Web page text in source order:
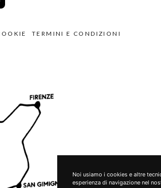
Noi usiamo i cookies e altre
esperienza di navigazione nel
TERMINI E CONDIZIONI